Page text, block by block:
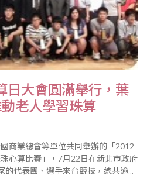
日大會圓滿舉行，葉
老人學習珠算
商業總會等單位共同舉辦的「2012
心算比賽」，7月22日在新北市政府
的代表團、選手來台競技，總共逾